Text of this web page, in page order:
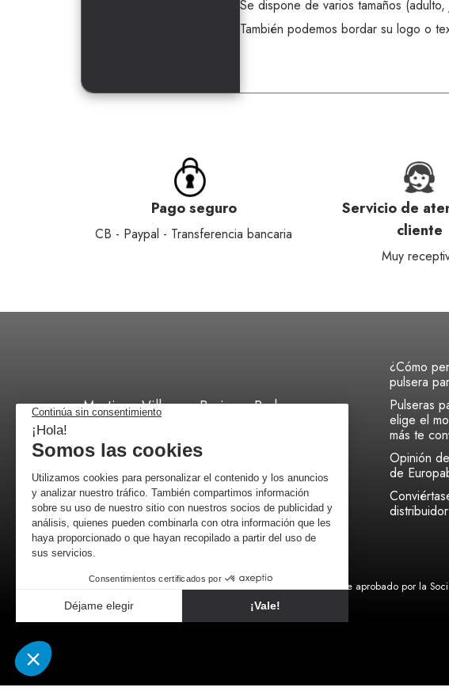
Se dispone de varios tamaños
También podemos bordar su logo o
Pago seguro
CB - Paypal - Transferencia bancaria
Servicio de
cliente
Muy
Martinez Villergas Business Park,
C/ 28027 Madrid
+34 518 88 96 52
por correo
¿Cómo
pulsera
Pulseras
elige el
más te
Opinión
de
distribuidor
Comerciante aprobado por la